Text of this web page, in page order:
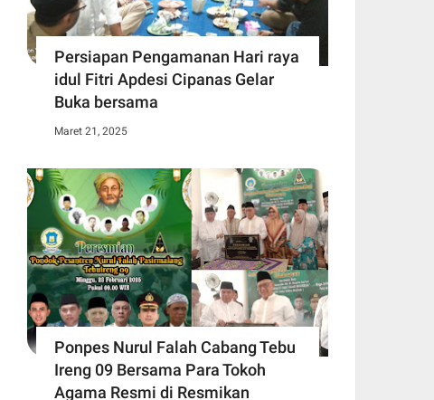
Persiapan Pengamanan Hari raya
idul Fitri Apdesi Cipanas Gelar
Buka bersama
Maret 21, 2025
Ponpes Nurul Falah Cabang Tebu
Ireng 09 Bersama Para Tokoh
Agama Resmi di Resmikan